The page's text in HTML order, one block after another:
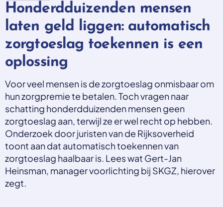
Zorgverzekering afsluiten
Zorgverzekering betalen
Vergoeding van zorg
Zorg in het buitenland
Nieuw in Nederland
Geen zorgverzekering
Focus en impact
Uitspraken
Trainingen
Over SKGZ
Nieuws
Casussen
Vacatures
Contact
Select a language
Nederlands
English
Honderdduizenden mensen
laten geld liggen: automatisch
zorgtoeslag toekennen is een
oplossing
Voor veel mensen is de zorgtoeslag onmisbaar om
hun zorgpremie te betalen. Toch vragen naar
schatting honderdduizenden mensen geen
zorgtoeslag aan, terwijl ze er wel recht op hebben.
Onderzoek door juristen van de Rijksoverheid
toont aan dat automatisch toekennen van
zorgtoeslag haalbaar is. Lees wat Gert-Jan
Heinsman, manager voorlichting bij SKGZ, hierover
zegt.